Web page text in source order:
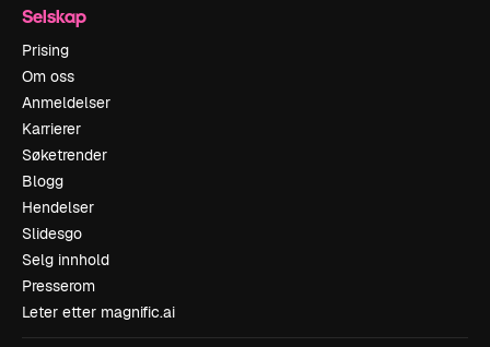
Selskap
Prising
Om oss
Anmeldelser
Karrierer
Søketrender
Blogg
Hendelser
Slidesgo
Selg innhold
Presserom
Leter etter magnific.ai